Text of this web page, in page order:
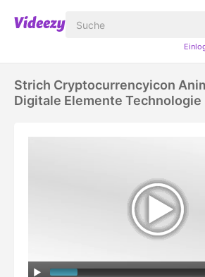
Strich Cryptocurrencyicon
Digitale Elemente